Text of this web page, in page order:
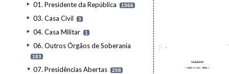
01. Presidente da República 1566
03. Casa Civil 3
04. Casa Militar 1
06. Outros Órgãos de Soberania
183
07. Presidências Abertas 208